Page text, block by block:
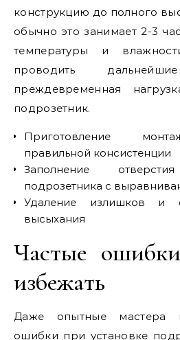
конструкцию до полного
обычно это занимает 2-3
температуры и
проводить
преждевременная
подрозетник.
Приготовление
правильной консистенции
Заполнение
подрозетника с
Удаление излишков и
высыхания
Частые
избежать
Даже опытные мастера
ошибки при установке